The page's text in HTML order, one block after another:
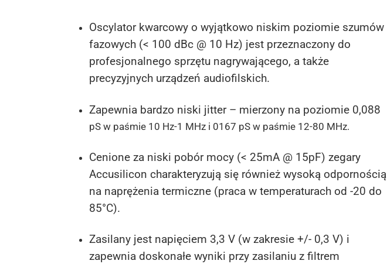
Oscylator kwarcowy o wyjątkowo niskim poziomie szumów
fazowych (< 100 dBc @ 10 Hz) jest przeznaczony do
profesjonalnego sprzętu nagrywającego, a także
precyzyjnych urządzeń audiofilskich.
Zapewnia bardzo niski jitter – mierzony na poziomie 0,088
pS w paśmie 10 Hz-1 MHz i 0167 pS w paśmie 12-80 MHz.
Cenione za niski pobór mocy (< 25mA @ 15pF) zegary
Accusilicon charakteryzują się również wysoką odpornością
na naprężenia termiczne (praca w temperaturach od -20 do
85°C).
Zasilany jest napięciem 3,3 V (w zakresie +/- 0,3 V) i
zapewnia doskonałe wyniki przy zasilaniu z filtrem